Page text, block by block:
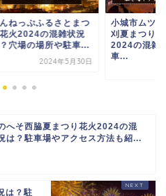
ふるさとまつ
の混雑状況
場所や駐車...
2024年5月30日
小城市ムツゴロウ王
刈夏まつり花火大会
2024の混雑状況は
車...
へそ西脇夏まつり花火2024の混
は？駐車場やアクセス方法も紹...
は？駐